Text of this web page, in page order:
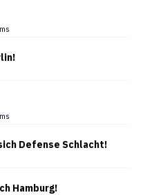
Defense Schlacht!
Hamburg!